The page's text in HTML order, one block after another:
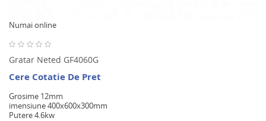
Numai online
Gratar Neted GF4060G
Cere Cotatie De Pret
Grosime 12mm
imensiune 400x600x300mm
Putere 4.6kw